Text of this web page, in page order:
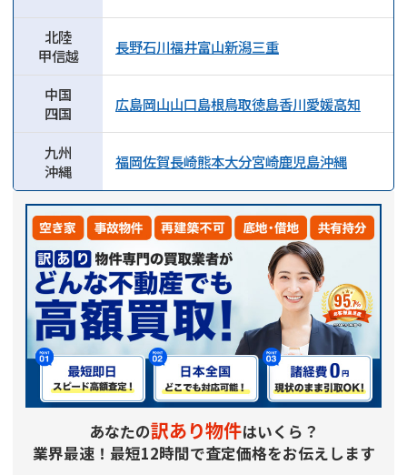
北陸
甲信越
長野石川福井富山新潟三重
中国
四国
広島岡山山口島根鳥取徳島香川愛媛高知
九州
沖縄
福岡佐賀長崎熊本大分宮崎鹿児島沖縄
あなたの訳あり物件はいくら？
業界最速！最短12時間で査定価格をお伝えします